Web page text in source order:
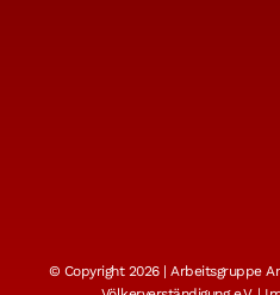
© Copyright 2026 | Arbeitsgruppe